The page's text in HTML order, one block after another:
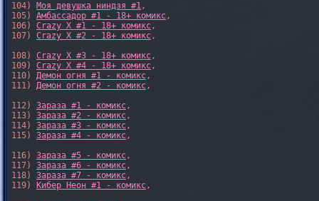
104) Моя девушка ниндзя #1,
105) Амбассадор #1 - 18+ комикс,
106) Crazy X #1 - 18+ комикс,
107) Crazy X #2 - 18+ комикс,
108) Crazy X #3 - 18+ комикс,
109) Crazy X #4 - 18+ комикс,
110) Демон огня #1 - комикс,
111) Демон огня #2 - комикс,
112) Зараза #1 - комикс,
113) Зараза #2 - комикс,
114) Зараза #3 - комикс,
115) Зараза #4 - комикс,
116) Зараза #5 - комикс,
117) Зараза #6 - комикс,
118) Зараза #7 - комикс,
119)
Кибер Неон #1 - комикс,